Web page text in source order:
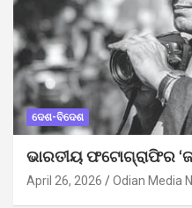
ଦେଶ-ବିଦେଶ
ଭାରତୀୟ ଫଟୋଗ୍ରାଫିର
April 26, 2026 Odian Media